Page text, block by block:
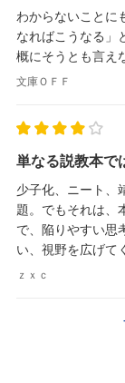
わからないことに
なればこうなる」
概にそうとも言え
文庫ＯＦＦ
単なる説教本で
少子化、ニート
題。でもそれは、
で、陥りやすい思
い、視野を広げて
ｚｘｃ